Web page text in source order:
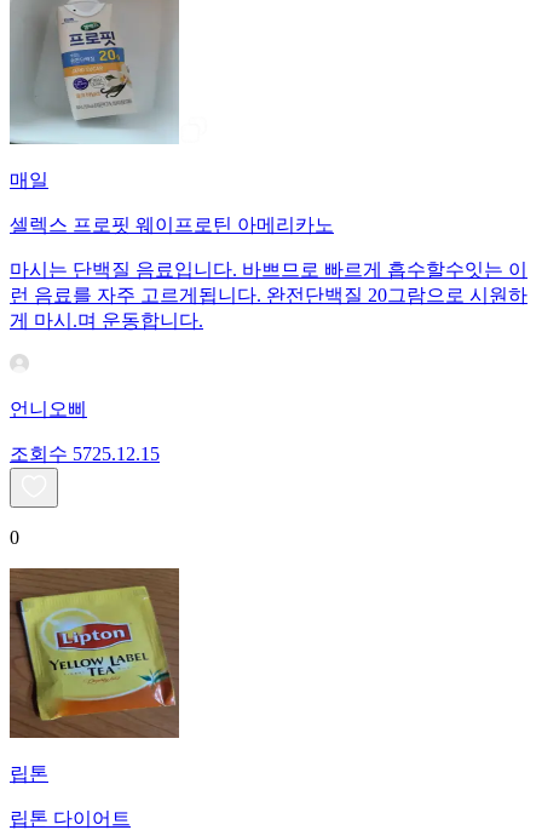
매일
셀렉스 프로핏 웨이프로틴 아메리카노
마시는 단백질 음료입니다. 바쁘므로 빠르게 흡수할수잇는 이
런 음료를 자주 고르게됩니다. 완전단백질 20그람으로 시원하
게 마시.며 운동합니다.
언니오삐
조회수 5725.12.15
0
립톤
립톤 다이어트